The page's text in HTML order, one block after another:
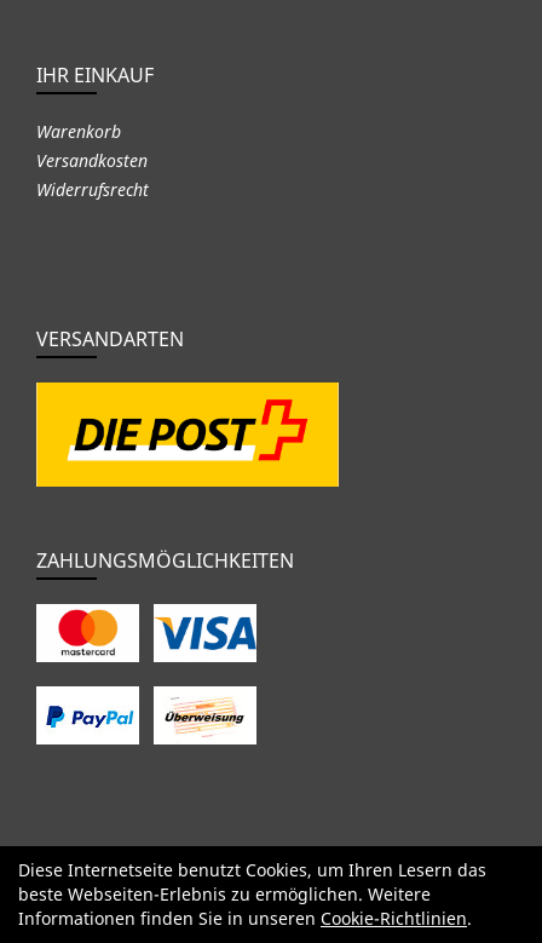
IHR EINKAUF
Warenkorb
Versandkosten
Widerrufsrecht
VERSANDARTEN
ZAHLUNGSMÖGLICHKEITEN
SALE Specialized Factor Cervélo BMC Orbea
Yeti
Pinarello
OPEN Kids / BMX Komponenten
Bekleidung
Zubehör
Sale
Diese Internetseite benutzt Cookies, um Ihren Lesern das
beste Webseiten-Erlebnis zu ermöglichen. Weitere
Informationen finden Sie in unseren Cookie-Richtlinien.